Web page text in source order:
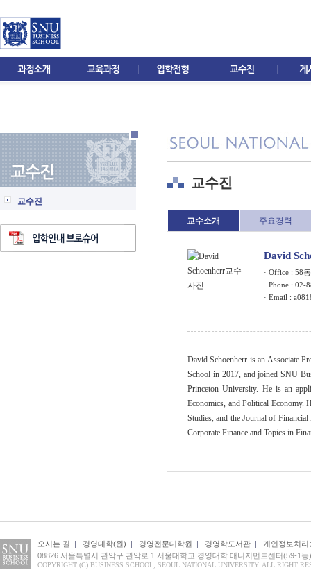
교수진
교수진
교수소개 주요경력
David
· Office : 58
· Phone : 02-
· Email :
David Schoenherr is an Associate
School in 2017, and joined SNU
Princeton University. He is an
Economics, and Political Economy.
Studies, and the Journal of
Corporate Finance and Topics in
오시는 길 | 경영대학(원) | 경영전문대학원 | 경영학도서관 | 개인정보처리
08826 서울특별시 관악구 관악로 1 서울대학교 경영대학 매니지먼트센터(59-1
COPYRIGHT (C) BUSINESS SCHOOL, SEOUL NATIONAL UNIVERSITY. ALL RIGHT